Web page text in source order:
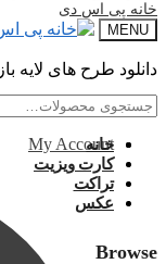
خانه پی اس دی
MENU
دانلود طرح های لایه باز psd، فتوشاپ، کارت ویزیت، تراکت، بنر
جستجو
My Account
جستجو
خانه
کارت ویزیت
تراکت
عکس
Browse